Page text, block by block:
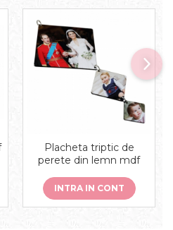
Placheta triptic de
perete din lemn mdf
INTRA IN CONT